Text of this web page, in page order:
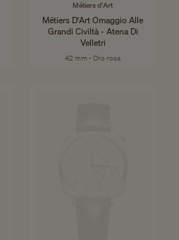
Métiers d'Art
Métiers D'Art Omaggio Alle
Grandi Civiltà - Atena Di
Velletri
42 mm - Oro rosa